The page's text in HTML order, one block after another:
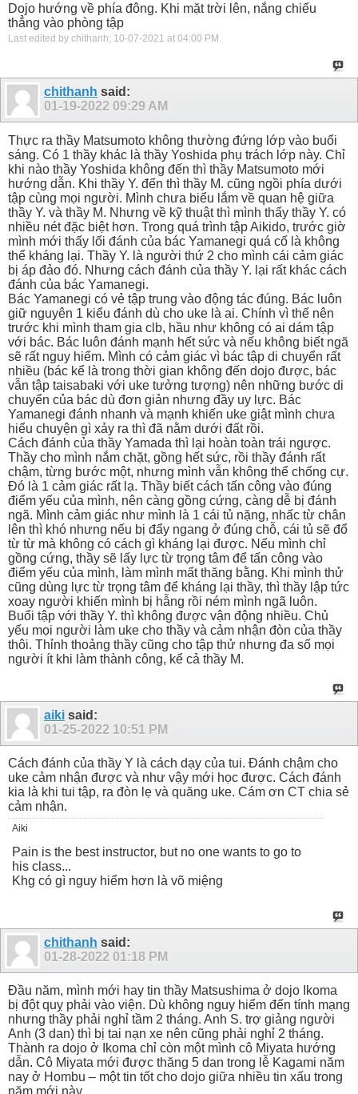
Dojo hướng về phía đông. Khi mặt trời lên, nắng chiếu
thẳng vào phòng tập
Last edited by chithanh; 10-07-2021 at 04:00 PM .
chithanh said:
01-19-2022 09:29 AM
Thực ra thầy Matsumoto không thường đứng lớp vào buổi
sáng. Có 1 thầy khác là thầy Yoshida phụ trách lớp này. Chỉ
khi nào thầy Yoshida không đến thì thầy Matsumoto mới
hướng dẫn. Khi thầy Y. đến thì thầy M. cũng ngồi phía dưới
tập cùng mọi người. Mình chưa biểu lắm về quan hệ giữa
thầy Y. và thầy M. Nhưng về kỹ thuật thì mình thấy thầy Y. có
nhiều nét đặc biệt hơn. Trong quá trình tập Aikido, trước giờ
mình mới thấy lối đánh của bác Yamanegi quá cố là không
thể kháng lại. Thầy Y. là người thứ 2 cho mình cái cảm giác
bị áp đảo đó. Nhưng cách đánh của thầy Y. lại rất khác cách
đánh của bác Yamanegi.
Bác Yamanegi có vẻ tập trung vào động tác đúng. Bác luôn
giữ nguyên 1 kiểu đánh dù cho uke là ai. Chính vì thế nên
trước khi mình tham gia clb, hầu như không có ai dám tập
với bác. Bác luôn đánh mạnh hết sức và nếu không biết ngã
sẽ rất nguy hiểm. Mình có cảm giác vì bác tập di chuyển rất
nhiều (bác kể là trong thời gian không đến dojo được, bác
vẫn tập taisabaki với uke tưởng tượng) nên những bước di
chuyển của bác dù đơn giản nhưng đầy uy lực. Bác
Yamanegi đánh nhanh và mạnh khiến uke giật mình chưa
hiểu chuyện gì xảy ra thì đã nằm dưới đất rồi.
Cách đánh của thầy Yamada thì lại hoàn toàn trái ngược.
Thầy cho mình nắm chặt, gồng hết sức, rồi thầy đánh rất
chậm, từng bước một, nhưng mình vẫn không thể chống cự.
Đó là 1 cảm giác rất lạ. Thầy biết cách tấn công vào đúng
điểm yếu của mình, nên càng gồng cứng, càng dễ bị đánh
ngã. Mình cảm giác như mình là 1 cái tủ nặng, nhấc từ chân
lên thì khó nhưng nếu bị đẩy ngang ở đúng chỗ, cái tủ sẽ đổ
từ từ mà không có cách gì kháng lại được. Nếu mình chỉ
gồng cứng, thầy sẽ lấy lực từ trọng tâm để tấn công vào
điểm yếu của mình, làm mình mất thăng bằng. Khi mình thử
cũng dùng lực từ trọng tâm để kháng lại thầy, thì thầy lập tức
xoay người khiến mình bị hẫng rồi ném mình ngã luôn.
Buổi tập với thầy Y. thì không được vận động nhiều. Chủ
yếu mọi người làm uke cho thầy và cảm nhận đòn của thầy
thôi. Thỉnh thoảng thầy cũng cho tập thử nhưng đa số mọi
người ít khi làm thành công, kể cả thầy M.
aiki said:
01-25-2022 10:51 PM
Cách đánh của thầy Y là cách dạy của tui. Đánh chậm cho
uke cảm nhận được và như vậy mới học được. Cách đánh
kia là khi tui tập, ra đòn lẹ và quăng uke. Cám ơn CT chia sẻ
cảm nhận.
Aiki
Pain is the best instructor, but no one wants to go to
his class...
Khg có gì nguy hiểm hơn là võ miệng
chithanh said:
01-28-2022 01:18 PM
Đầu năm, mình mới hay tin thầy Matsushima ở dojo Ikoma
bị đột quỵ phải vào viện. Dù không nguy hiểm đến tính mạng
nhưng thầy phải nghỉ tầm 2 tháng. Anh S. trợ giảng người
Anh (3 dan) thì bị tai nạn xe nên cũng phải nghỉ 2 tháng.
Thành ra dojo ở Ikoma chỉ còn một mình cô Miyata hướng
dẫn. Cô Miyata mới được thăng 5 dan trong lễ Kagami năm
nay ở Hombu – một tin tốt cho dojo giữa nhiều tin xấu trong